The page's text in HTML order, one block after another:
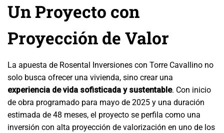
Un Proyecto con
Proyección de Valor
La apuesta de Rosental Inversiones con Torre Cavallino no
solo busca ofrecer una vivienda, sino crear una
experiencia de vida sofisticada y sustentable. Con inicio
de obra programado para mayo de 2025 y una duración
estimada de 48 meses, el proyecto se perfila como una
inversión con alta proyección de valorización en uno de los